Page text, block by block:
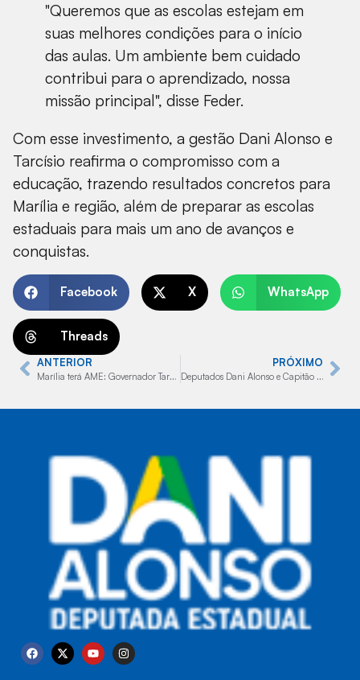
"Queremos que as escolas estejam em
suas melhores condições para o início
das aulas. Um ambiente bem cuidado
contribui para o aprendizado, nossa
missão principal", disse Feder.
Com esse investimento, a gestão Dani Alonso e
Tarcísio reafirma o compromisso com a
educação, trazendo resultados concretos para
Marília e região, além de preparar as escolas
estaduais para mais um ano de avanços e
conquistas.
Facebook X WhatsApp
Threads
ANTERIOR
Marília terá AME: Governador Tarcísio de Freitas e deputada Dani Alonso anunciam grande conquista para a saúde da cidade
PRÓXIMO
Deputados Dani Alonso e Capitão Augusto confirmam presença na Coopershow 2025, reafirmando compromisso com o agronegócio